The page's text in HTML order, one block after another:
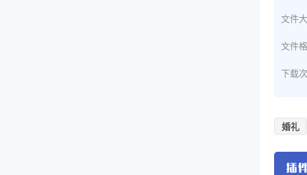
文件
文件
下载
婚礼